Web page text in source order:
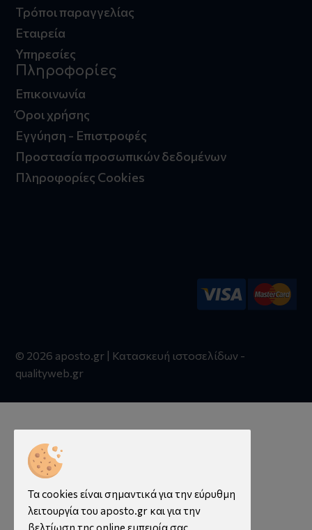
Τρόποι παραγγελίας
Εταιρεία
Υπηρεσίες
Πληροφορίες
Επικοινωνία
Όροι χρήσης
Εγγύηση - Επιστροφές
Προστασία προσωπικών δεδομένων
Πληροφορίες Cookies
© 2026 aposto.gr | Κατασκευή ιστοσελίδων -
qualityweb.gr
Τα cookies είναι σημαντικά για την εύρυθμη
λειτουργία του aposto.gr και για την
βελτίωση της online εμπειρία σας.